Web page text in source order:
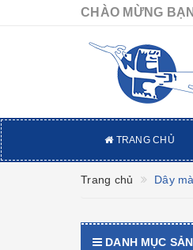
CHÀO MỪNG
TRANG CHỦ
Trang chủ Dây
DANH MỤC